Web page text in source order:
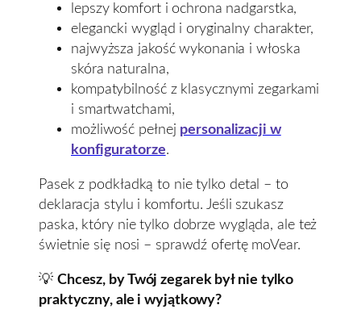
lepszy komfort i ochrona nadgarstka,
elegancki wygląd i oryginalny charakter,
najwyższa jakość wykonania i włoska
skóra naturalna,
kompatybilność z klasycznymi zegarkami
i smartwatchami,
możliwość pełnej personalizacji w
konfiguratorze.
Pasek z podkładką to nie tylko detal – to
deklaracja stylu i komfortu. Jeśli szukasz
paska, który nie tylko dobrze wygląda, ale też
świetnie się nosi – sprawdź ofertę moVear.
💡 Chcesz, by Twój zegarek był nie tylko
praktyczny, ale i wyjątkowy?